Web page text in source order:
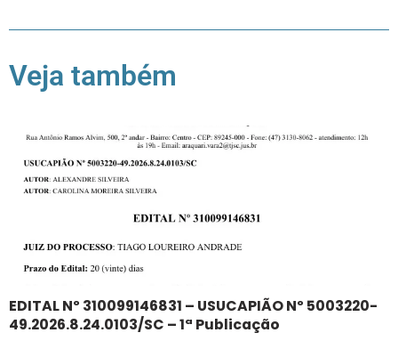
Veja também
EDITAL Nº 310099146831 – USUCAPIÃO Nº 5003220-
49.2026.8.24.0103/SC – 1ª Publicação